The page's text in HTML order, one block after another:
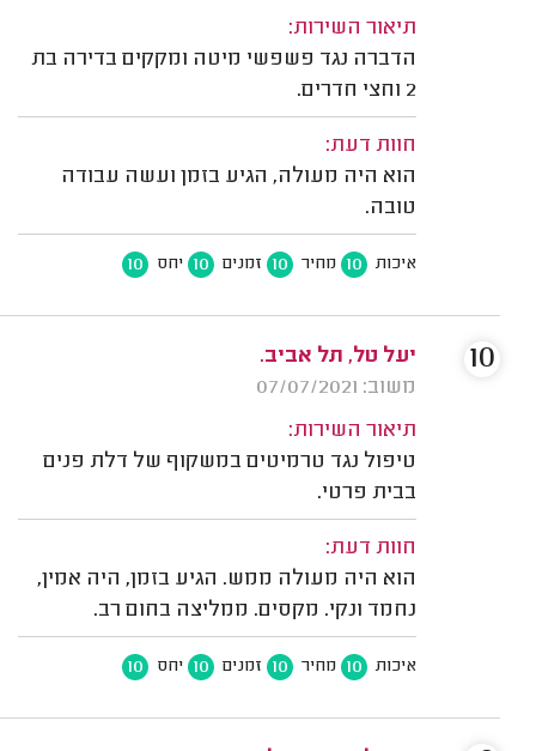
תיאור השירות:
הדברה נגד פשפשי מיטה ומקקים בדירה בת
2 וחצי חדרים.
חוות דעת:
הוא היה מעולה, הגיע בזמן ועשה עבודה
טובה.
איכות 10 מחיר 10 זמנים 10 יחס 10
יעל טל, תל אביב.
משוב: 07/07/2021
תיאור השירות:
טיפול נגד טרמיטים במשקוף של דלת פנים
בבית פרטי.
חוות דעת:
הוא היה מעולה ממש. הגיע בזמן, היה אמין,
נחמד ונקי. מקסים. ממליצה בחום רב.
איכות 10 מחיר 10 זמנים 10 יחס 10
10